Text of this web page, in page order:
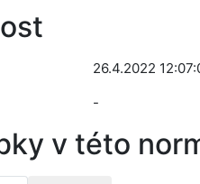
26.4.2022
-
v této